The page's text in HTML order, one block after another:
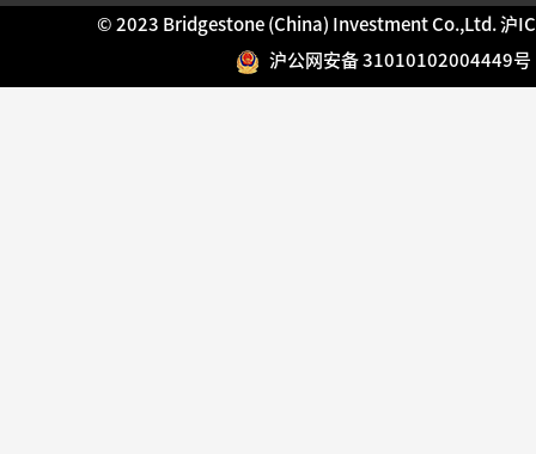
© 2023 Bridgestone (China) Investment Co.,Ltd.沪
沪公网安备 31010102004449号